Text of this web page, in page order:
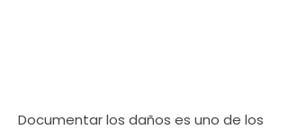
Documentar los daños es uno de los